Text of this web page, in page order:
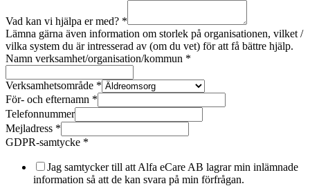
Vad kan vi hjälpa er med? *
Lämna gärna även information om storlek på organisationen, vilket /
vilka system du är intresserad av (om du vet) för att få bättre hjälp.
Namn verksamhet/organisation/kommun *
Verksamhetsområde *
För- och efternamn *
Telefonnummer
Mejladress *
GDPR-samtycke *
Jag samtycker till att Alfa eCare AB lagrar min inlämnade
information så att de kan svara på min förfrågan.